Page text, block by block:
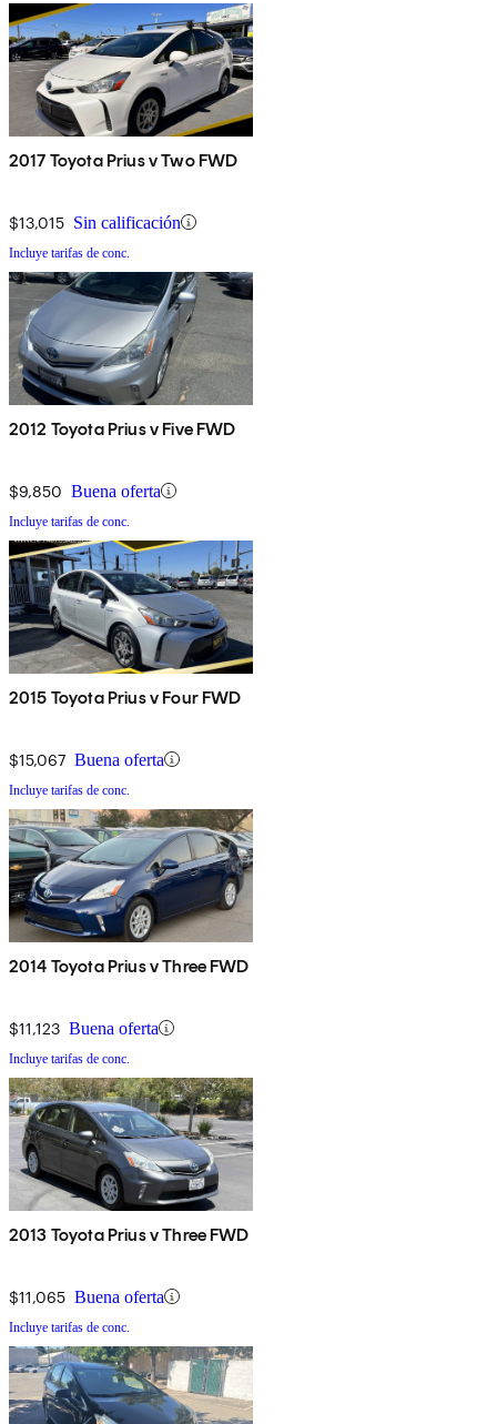
2017 Toyota Prius v Two FWD
$13,015 Sin calificación
Incluye tarifas de conc.
2012 Toyota Prius v Five FWD
$9,850 Buena oferta
Incluye tarifas de conc.
2015 Toyota Prius v Four FWD
$15,067 Buena oferta
Incluye tarifas de conc.
2014 Toyota Prius v Three FWD
$11,123 Buena oferta
Incluye tarifas de conc.
2013 Toyota Prius v Three FWD
$11,065 Buena oferta
Incluye tarifas de conc.